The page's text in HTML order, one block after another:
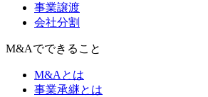
事業譲渡
会社分割
M&Aでできること
M&Aとは
事業承継とは